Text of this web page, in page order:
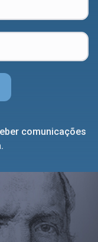
comunicações